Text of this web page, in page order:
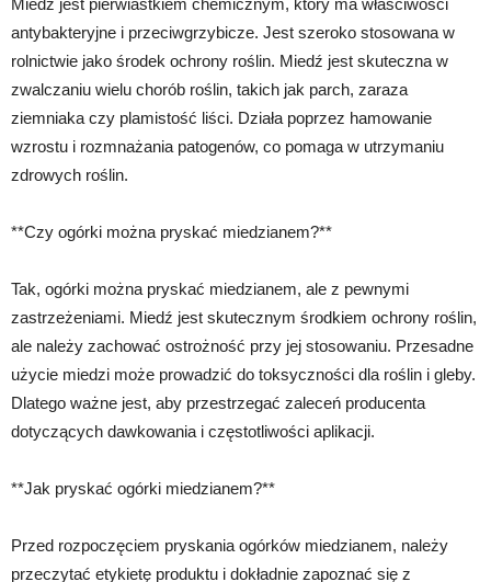
Miedź jest pierwiastkiem chemicznym, który ma właściwości
antybakteryjne i przeciwgrzybicze. Jest szeroko stosowana w
rolnictwie jako środek ochrony roślin. Miedź jest skuteczna w
zwalczaniu wielu chorób roślin, takich jak parch, zaraza
ziemniaka czy plamistość liści. Działa poprzez hamowanie
wzrostu i rozmnażania patogenów, co pomaga w utrzymaniu
zdrowych roślin.
**Czy ogórki można pryskać miedzianem?**
Tak, ogórki można pryskać miedzianem, ale z pewnymi
zastrzeżeniami. Miedź jest skutecznym środkiem ochrony roślin,
ale należy zachować ostrożność przy jej stosowaniu. Przesadne
użycie miedzi może prowadzić do toksyczności dla roślin i gleby.
Dlatego ważne jest, aby przestrzegać zaleceń producenta
dotyczących dawkowania i częstotliwości aplikacji.
**Jak pryskać ogórki miedzianem?**
Przed rozpoczęciem pryskania ogórków miedzianem, należy
przeczytać etykietę produktu i dokładnie zapoznać się z